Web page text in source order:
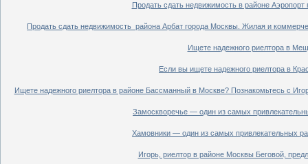
Продать сдать недвижимость в районе
Продать сдать недвижимость района Арбат города Москвы. Жилая и
Ищете надежного риелтора в
Если вы ищете надежного риелтора в
Ищете надежного риелтора в районе Бассманный в Москве? Познакомьтесь с
Замоскворечье — один из самых
Хамовники — один из самых привлекательных
Игорь, риелтор в районе Москвы Беговой,